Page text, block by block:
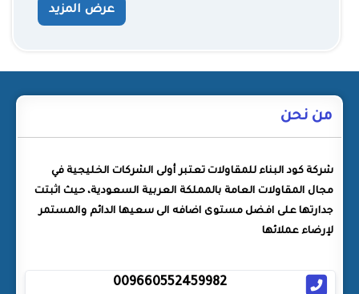
عرض المزيد
من نحن
شركة كود البناء للمقاولات تعتبر أولى الشركات الخليجية في
مجال المقاولات العامة بالمملكة العربية السعودية، حيث اثبتت
جدارتها على افضل مستوى اضافه الى سعيها الدائم والمستمر
لإرضاء عملائها
009660552459982